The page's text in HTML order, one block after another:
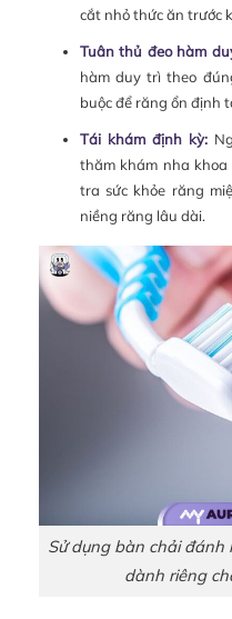
cắt nhỏ thức ăn trước
Tuân thủ đeo hàm
hàm duy trì theo
buộc để răng ổn định
Tái khám định kỳ:
thăm khám nha
tra sức khỏe răng
niềng răng lâu dài.
Sử dụng bàn chải
dành riêng